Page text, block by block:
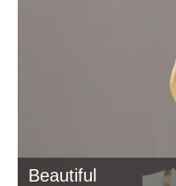
Beautiful